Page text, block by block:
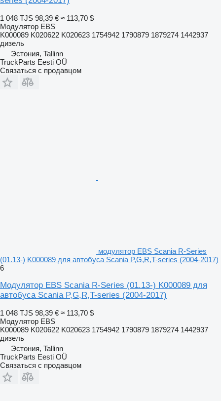
1 048 TJS 98,39 € ≈ 113,70 $
Модулятор EBS
K000089 K020622 K020623 1754942 1790879 1879274 1442937
дизель
Эстония, Tallinn
TruckParts Eesti OÜ
Связаться с продавцом
модулятор EBS Scania R-Series
(01.13-) K000089 для автобуса Scania P,G,R,T-series (2004-2017)
6
Модулятор EBS Scania R-Series (01.13-) K000089 для
автобуса Scania P,G,R,T-series (2004-2017)
1 048 TJS 98,39 € ≈ 113,70 $
Модулятор EBS
K000089 K020622 K020623 1754942 1790879 1879274 1442937
дизель
Эстония, Tallinn
TruckParts Eesti OÜ
Связаться с продавцом